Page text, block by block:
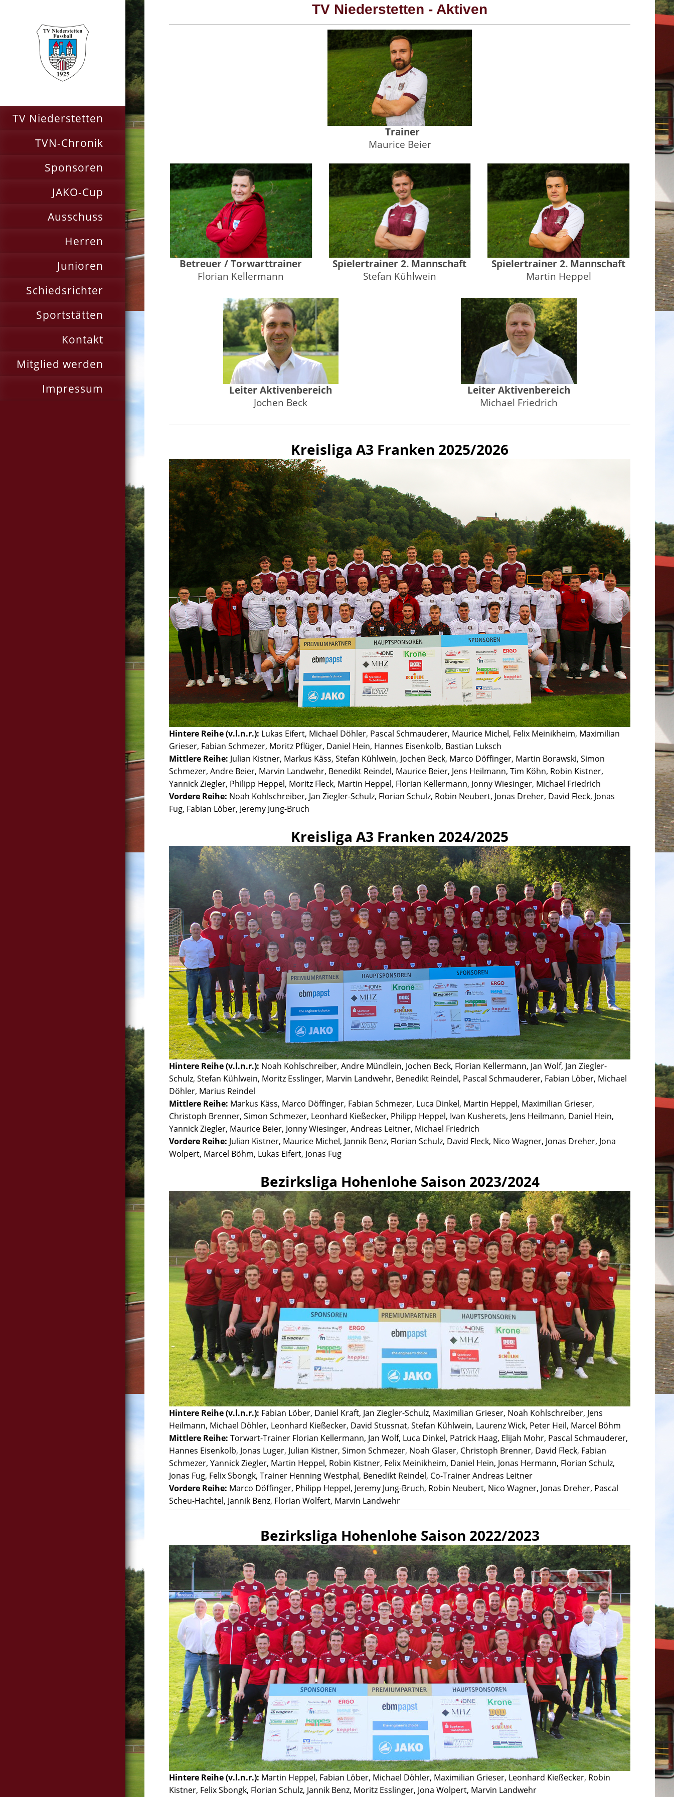
TV Niederstetten
TVN-Chronik
Sponsoren
JAKO-Cup
Ausschuss
Herren
Junioren
Schiedsrichter
Sportstätten
Kontakt
Mitglied werden
Impressum
TV Niederstetten - Aktiven
Trainer
Maurice Beier
Betreuer / Torwarttrainer
Florian Kellermann
Spielertrainer 2. Mannschaft
Stefan Kühlwein
Spielertrainer 2. Mannschaft
Martin Heppel
Leiter Aktivenbereich
Jochen Beck
Leiter Aktivenbereich
Michael Friedrich
Kreisliga A3 Franken 2025/2026
Hintere Reihe (v.l.n.r.): Lukas Eifert, Michael Döhler, Pascal Schmauderer, Maurice Michel, Felix Meinikheim, Maximilian
Grieser, Fabian Schmezer, Moritz Pflüger, Daniel Hein, Hannes Eisenkolb, Bastian Luksch
Mittlere Reihe: Julian Kistner, Markus Käss, Stefan Kühlwein, Jochen Beck, Marco Döffinger, Martin Borawski, Simon
Schmezer, Andre Beier, Marvin Landwehr, Benedikt Reindel, Maurice Beier, Jens Heilmann, Tim Köhn, Robin Kistner,
Yannick Ziegler, Philipp Heppel, Moritz Fleck, Martin Heppel, Florian Kellermann, Jonny Wiesinger, Michael Friedrich
Vordere Reihe: Noah Kohlschreiber, Jan Ziegler-Schulz, Florian Schulz, Robin Neubert, Jonas Dreher, David Fleck, Jonas
Fug, Fabian Löber, Jeremy Jung-Bruch
Kreisliga A3 Franken 2024/2025
Hintere Reihe (v.l.n.r.): Noah Kohlschreiber, Andre Mündlein, Jochen Beck, Florian Kellermann, Jan Wolf, Jan Ziegler-
Schulz, Stefan Kühlwein, Moritz Esslinger, Marvin Landwehr, Benedikt Reindel, Pascal Schmauderer, Fabian Löber, Michael
Döhler, Marius Reindel
Mittlere Reihe: Markus Käss, Marco Döffinger, Fabian Schmezer, Luca Dinkel, Martin Heppel, Maximilian Grieser,
Christoph Brenner, Simon Schmezer, Leonhard Kießecker, Philipp Heppel, Ivan Kusherets, Jens Heilmann, Daniel Hein,
Yannick Ziegler, Maurice Beier, Jonny Wiesinger, Andreas Leitner, Michael Friedrich
Vordere Reihe: Julian Kistner, Maurice Michel, Jannik Benz, Florian Schulz, David Fleck, Nico Wagner, Jonas Dreher, Jona
Wolpert, Marcel Böhm, Lukas Eifert, Jonas Fug
Bezirksliga Hohenlohe Saison 2023/2024
Hintere Reihe (v.l.n.r.): Fabian Löber, Daniel Kraft, Jan Ziegler-Schulz, Maximilian Grieser, Noah Kohlschreiber, Jens
Heilmann, Michael Döhler, Leonhard Kießecker, David Stussnat, Stefan Kühlwein, Laurenz Wick, Peter Heil, Marcel Böhm
Mittlere Reihe: Torwart-Trainer Florian Kellermann, Jan Wolf, Luca Dinkel, Patrick Haag, Elijah Mohr, Pascal Schmauderer,
Hannes Eisenkolb, Jonas Luger, Julian Kistner, Simon Schmezer, Noah Glaser, Christoph Brenner, David Fleck, Fabian
Schmezer, Yannick Ziegler, Martin Heppel, Robin Kistner, Felix Meinikheim, Daniel Hein, Jonas Hermann, Florian Schulz,
Jonas Fug, Felix Sbongk, Trainer Henning Westphal, Benedikt Reindel, Co-Trainer Andreas Leitner
Vordere Reihe: Marco Döffinger, Philipp Heppel, Jeremy Jung-Bruch, Robin Neubert, Nico Wagner, Jonas Dreher, Pascal
Scheu-Hachtel, Jannik Benz, Florian Wolfert, Marvin Landwehr
Bezirksliga Hohenlohe Saison 2022/2023
Hintere Reihe (v.l.n.r.): Martin Heppel, Fabian Löber, Michael Döhler, Maximilian Grieser, Leonhard Kießecker, Robin
Kistner, Felix Sbongk, Florian Schulz, Jannik Benz, Moritz Esslinger, Jona Wolpert, Marvin Landwehr